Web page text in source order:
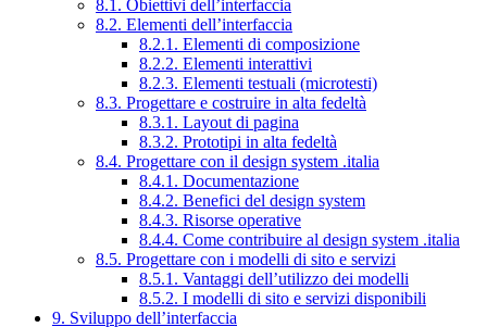
8.1. Obiettivi dell’interfaccia
8.2. Elementi dell’interfaccia
8.2.1. Elementi di composizione
8.2.2. Elementi interattivi
8.2.3. Elementi testuali (microtesti)
8.3. Progettare e costruire in alta fedeltà
8.3.1. Layout di pagina
8.3.2. Prototipi in alta fedeltà
8.4. Progettare con il design system .italia
8.4.1. Documentazione
8.4.2. Benefici del design system
8.4.3. Risorse operative
8.4.4. Come contribuire al design system .italia
8.5. Progettare con i modelli di sito e servizi
8.5.1. Vantaggi dell’utilizzo dei modelli
8.5.2. I modelli di sito e servizi disponibili
9. Sviluppo dell’interfaccia